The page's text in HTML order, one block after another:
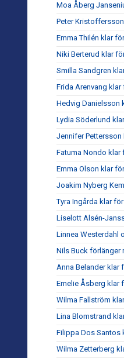
Moa Åberg
Peter
Emma Thilén klar
Niki Berterud klar
Smilla Sandgren
Frida Arenvang klar
Hedvig Danielsson
Lydia Söderlund
Jennifer
Fatuma Nondo klar
Emma Olson klar
Joakim Nyberg
Tyra Ingårda klar
Liselott Alsén-
Linnea Westerdahl
Nils Buck förlänger
Anna Belander klar
Emelie Åsberg klar
Wilma Fallström
Lina Blomstrand
Filippa Dos Santos
Wilma Zetterberg